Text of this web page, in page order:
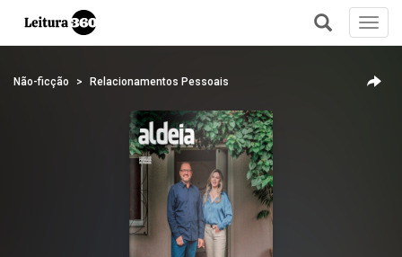
+
Não-ficção Relacionamentos Pessoais